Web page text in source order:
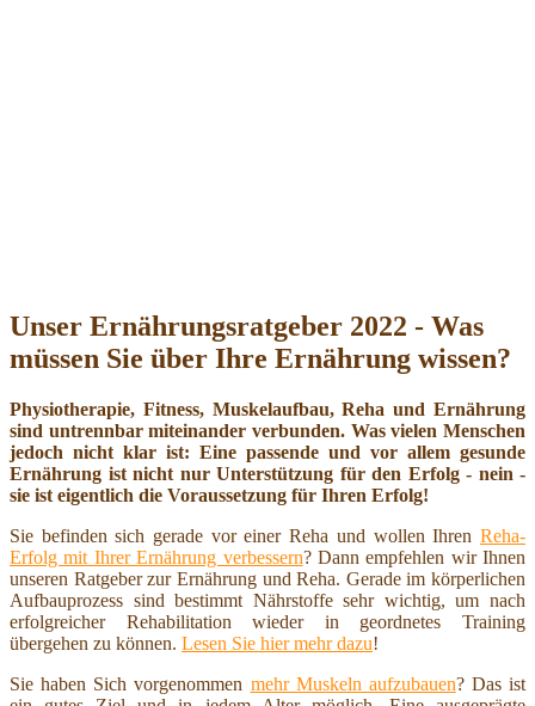
Unser Ernährungsratgeber 2022 - Was
müssen Sie über Ihre Ernährung wissen?
Physiotherapie, Fitness, Muskelaufbau, Reha und Ernährung
sind untrennbar miteinander verbunden. Was vielen Menschen
jedoch nicht klar ist: Eine passende und vor allem gesunde
Ernährung ist nicht nur Unterstützung für den Erfolg - nein -
sie ist eigentlich die Voraussetzung für Ihren Erfolg!
Sie befinden sich gerade vor einer Reha und wollen Ihren Reha-
Erfolg mit Ihrer Ernährung verbessern? Dann empfehlen wir Ihnen
unseren Ratgeber zur Ernährung und Reha. Gerade im körperlichen
Aufbauprozess sind bestimmt Nährstoffe sehr wichtig, um nach
erfolgreicher Rehabilitation wieder in geordnetes Training
übergehen zu können. Lesen Sie hier mehr dazu!
Sie haben Sich vorgenommen mehr Muskeln aufzubauen? Das ist